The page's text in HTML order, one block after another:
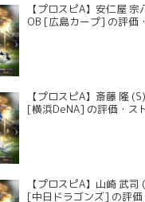
【プロスピA】安仁屋 宗
OB [広島カープ] の評価
【プロスピA】斎藤 隆
[横浜DeNA] の評価・ス
【プロスピA】山崎 武
[中日ドラゴンズ] の評